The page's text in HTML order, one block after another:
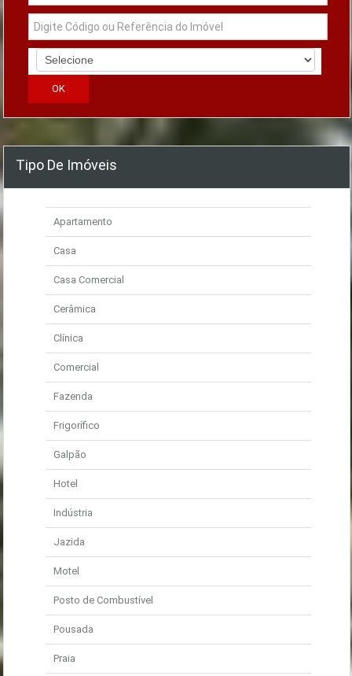
Tipo De Imóveis
Apartamento
Casa
Casa Comercial
Cerâmica
Clínica
Comercial
Fazenda
Frigorífico
Galpão
Hotel
Indústria
Jazida
Motel
Posto de Combustível
Pousada
Praia